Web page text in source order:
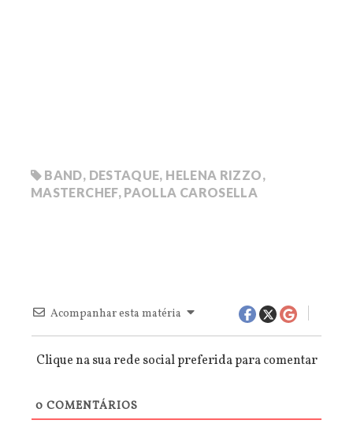
BAND, DESTAQUE, HELENA RIZZO,
MASTERCHEF, PAOLLA CAROSELLA
Acompanhar esta matéria
Clique na sua rede social preferida para comentar
0 COMENTÁRIOS